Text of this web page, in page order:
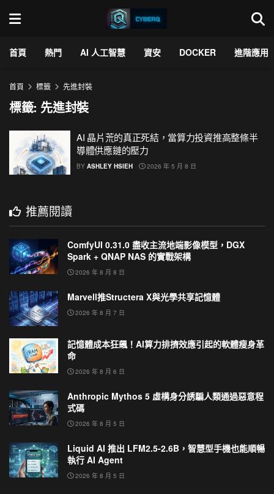
首頁 熱門 AI 人工智慧 資安 DOCKER 進階應用
首頁 標籤 先進封裝
標籤: 先進封裝
AI 晶片荒的真正死結，當算力投資推高整條半
導體供應鏈的壓力
BY ASHLEY HSIEH 2026 年 5 月 8 日
推薦閱讀
ComfyUI 0.31.0 盡收主流地端影像模型，DGX
Spark + QNAP NAS 的實戰架構
2026 年 8 月 8 日
Marvell推Structera X與光學共享記憶體
2026 年 8 月 7 日
記憶體成本狂飆！AI算力排擠效應引起的軟體瘦身革
命
2026 年 8 月 6 日
Anthropic Mythos 5 虛構身分誘騙人類通過惡意程
式碼
2026 年 8 月 5 日
Liquid AI 推出 LFM2.5-2.6B，智慧型手機也能順暢
執行 AI Agent
2026 年 8 月 5 日